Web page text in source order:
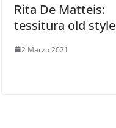
Rita De Matteis:
tessitura old style
2 Marzo 2021